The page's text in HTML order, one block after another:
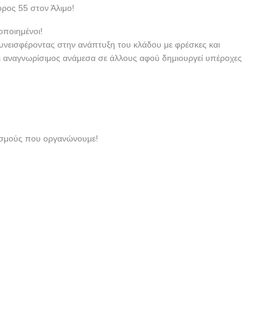
55 στον Άλιμο!
στην ανάπτυξη του κλάδου με φρέσκες και
ανάμεσα σε άλλους αφού δημιουργεί υπέροχες
που οργανώνουμε!